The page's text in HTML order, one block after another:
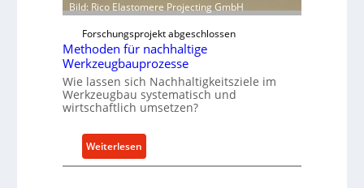
t
e
r
w
h
r
t
A
k
a
Bild: Rico Elastomere Projecting GmbH
Forschungsprojekt abgeschlossen
Methoden für nachhaltige
Werkzeugbauprozesse
Wie lassen sich Nachhaltigkeitsziele im
Werkzeugbau systematisch und
wirtschaftlich umsetzen?
Weiterlesen:
M